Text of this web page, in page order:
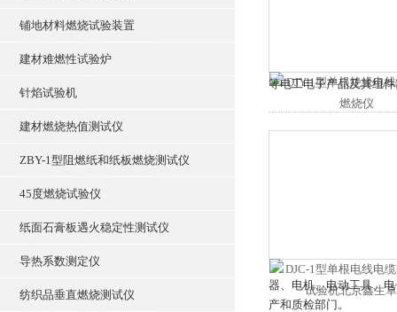
铺地材料燃烧试验装置
建材难燃性试验炉
针焰试验机
建材燃烧热值测试仪
ZBY-1型阻燃纸和纸板燃烧测试仪
45度燃烧试验仪
纸面石膏板遇火稳定性测试仪
导热系数测定仪
纺织品垂直燃烧测试仪
等电工电子产品及其组
器、电机、电动工具、
产和质检部门。